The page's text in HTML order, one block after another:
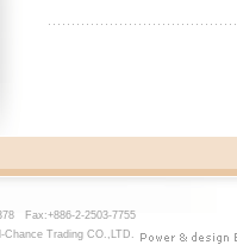
Fax:+886-2-2503-7755
Trading CO.,LTD.